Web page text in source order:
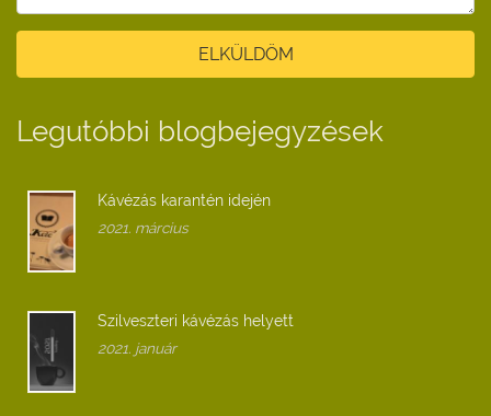
ELKÜLDÖM
Legutóbbi blogbejegyzések
Kávézás karantén idején
2021. március
Szilveszteri kávézás helyett
2021. január